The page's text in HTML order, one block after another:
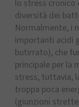
lo stress cronico
diversità dei
Normalmente, i
importanti acidi
butirrato), che
principale per la
stress, tuttavia,
troppa poca
(giunzioni